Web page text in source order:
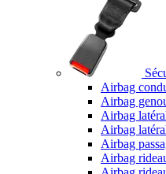
Airbag
Airbag
Airbag
Airbag
Airbag
Airbag